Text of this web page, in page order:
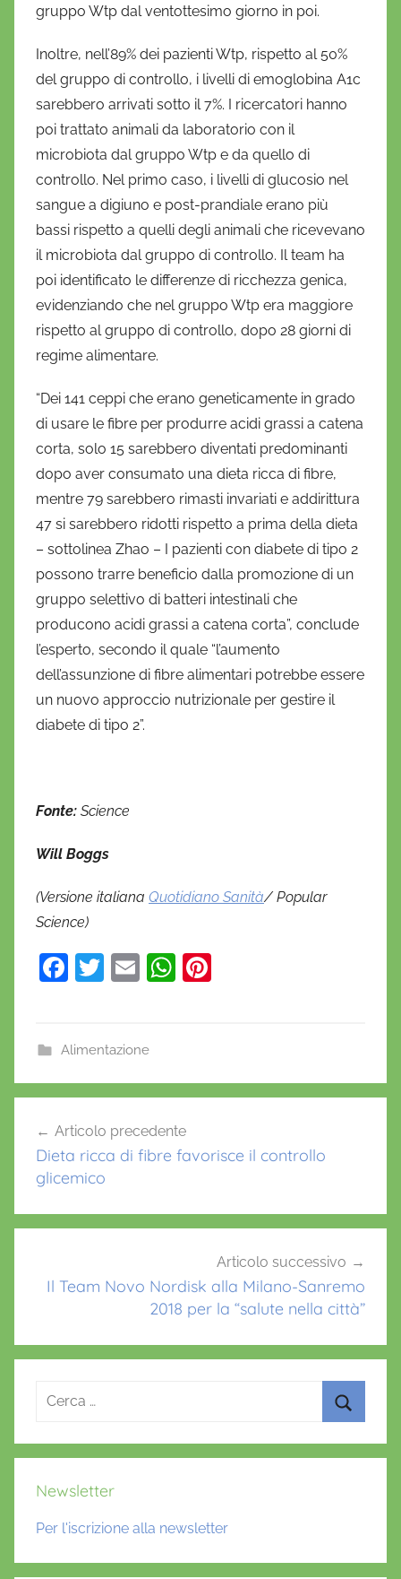
gruppo Wtp dal ventottesimo giorno in poi.
Inoltre, nell’89% dei pazienti Wtp, rispetto al 50%
del gruppo di controllo, i livelli di emoglobina A1c
sarebbero arrivati sotto il 7%. I ricercatori hanno
poi trattato animali da laboratorio con il
microbiota dal gruppo Wtp e da quello di
controllo. Nel primo caso, i livelli di glucosio nel
sangue a digiuno e post-prandiale erano più
bassi rispetto a quelli degli animali che ricevevano
il microbiota dal gruppo di controllo. Il team ha
poi identificato le differenze di ricchezza genica,
evidenziando che nel gruppo Wtp era maggiore
rispetto al gruppo di controllo, dopo 28 giorni di
regime alimentare.
“Dei 141 ceppi che erano geneticamente in grado
di usare le fibre per produrre acidi grassi a catena
corta, solo 15 sarebbero diventati predominanti
dopo aver consumato una dieta ricca di fibre,
mentre 79 sarebbero rimasti invariati e addirittura
47 si sarebbero ridotti rispetto a prima della dieta
– sottolinea Zhao – I pazienti con diabete di tipo 2
possono trarre beneficio dalla promozione di un
gruppo selettivo di batteri intestinali che
producono acidi grassi a catena corta”, conclude
l’esperto, secondo il quale “l’aumento
dell’assunzione di fibre alimentari potrebbe essere
un nuovo approccio nutrizionale per gestire il
diabete di tipo 2”.
Fonte: Science
Will Boggs
(Versione italiana Quotidiano Sanità/ Popular
Science)
F
e
b
o
k
T
er
E
l
W
A
p
st
Alimentazione
articoli
Articolo precedente
Dieta ricca di fibre favorisce il controllo
glicemico
Articolo successivo
Il Team Novo Nordisk alla Milano-Sanremo
2018 per la “salute nella città”
Ricerca
Newsletter
Per l'iscrizione alla newsletter